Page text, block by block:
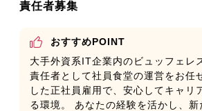
責任者募集
おすすめPOINT
大手外資系IT企業内のビュッフェレ
責任者として社員食堂の運営をお任
した正社員雇用で、安心してキャリ
る環境。 あなたの経験を活かし、